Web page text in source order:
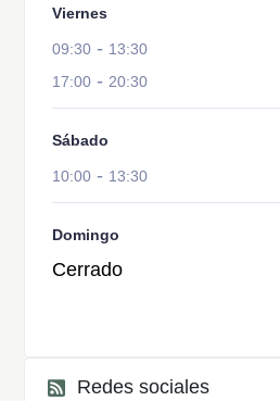
Viernes
09:30 - 13:30
17:00 -20:30
Sábado
10:00 - 13:30
Domingo
Cerrado
Redes sociales